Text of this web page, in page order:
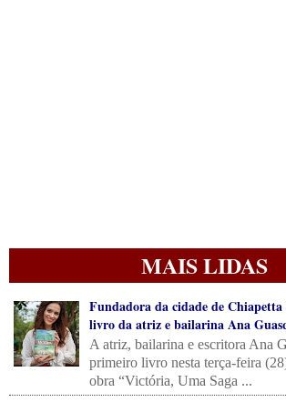
MAIS LIDAS
Fundadora da cidade de Chiapetta
livro da atriz e bailarina Ana
A atriz, bailarina e escritora Ana
primeiro livro nesta terça-feira
obra “Victória, Uma Saga ...